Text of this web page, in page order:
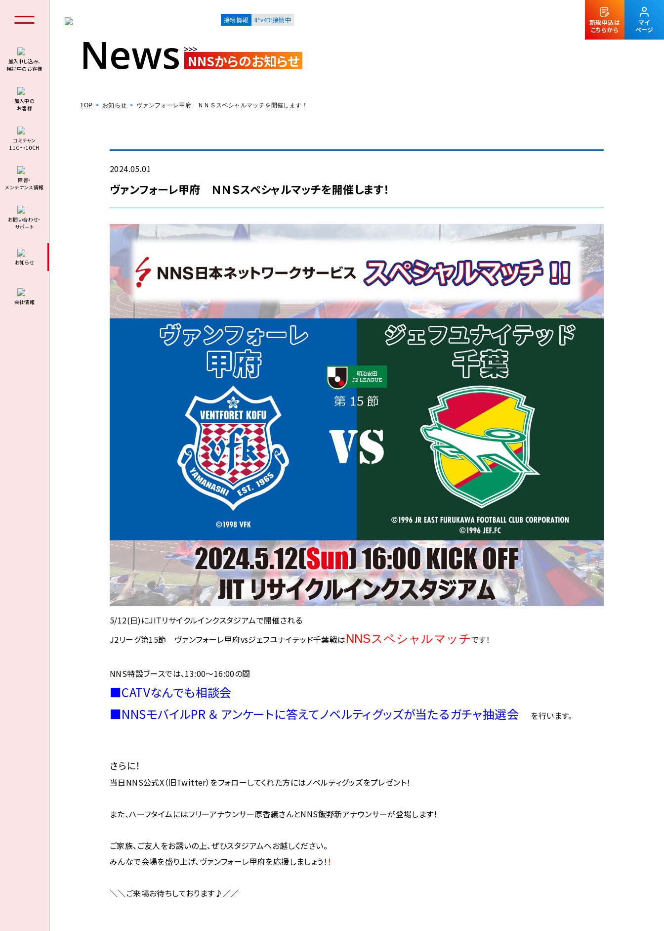
接続情報 IPv4で接続中
新規申込は
こちらから
マイ
ページ
加入申し込み、
検討中のお客様
加⼊中の
お客様
コミチャン
11CH・10CH
障害・
メンテナンス情報
お問い合わせ・
サポート
お知らせ
会社情報
News NNSからのお知らせ
TOP お知らせ ヴァンフォーレ甲府 ＮＮＳスペシャルマッチを開催します！
2024.05.01
ヴァンフォーレ甲府 ＮＮＳスペシャルマッチを開催します！
5/12(日)にJITリサイクルインクスタジアムで開催される
J2リーグ第15節 ヴァンフォーレ甲府vsジェフユナイテッド千葉戦はNNSスペシャルマッチです！
NNS特設ブースでは、13:00～16:00の間
■CATVなんでも相談会
■NNSモバイルPR ＆ アンケートに答えてノベルティグッズが当たるガチャ抽選会 を行います。
さらに！
当日NNS公式X（旧Twitter）をフォローしてくれた方にはノベルティグッズをプレゼント！
また、ハーフタイムにはフリーアナウンサー原香織さんとNNS飯野新アナウンサーが登場します！
ご家族、ご友人をお誘いの上、ぜひスタジアムへお越しください。
みんなで会場を盛り上げ、ヴァンフォーレ甲府を応援しましょう！ ！
＼＼ご来場お待ちしております♪／／